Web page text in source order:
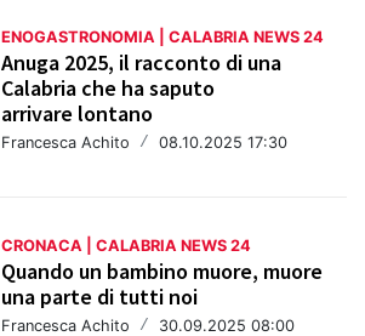
ENOGASTRONOMIA | CALABRIA NEWS 24
Anuga 2025, il racconto di una
Calabria che ha saputo
arrivare lontano
Francesca Achito / 08.10.2025 17:30
CRONACA | CALABRIA NEWS 24
Quando un bambino muore, muore
una parte di tutti noi
Francesca Achito / 30.09.2025 08:00